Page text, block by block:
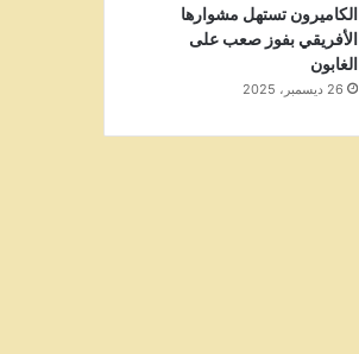
الكاميرون تستهل مشوارها
الأفريقي بفوز صعب على
الغابون
26 ديسمبر، 2025